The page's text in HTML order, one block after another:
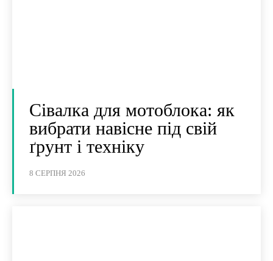
Сівалка для мотоблока: як
вибрати навісне під свій
ґрунт і техніку
8 СЕРПНЯ 2026